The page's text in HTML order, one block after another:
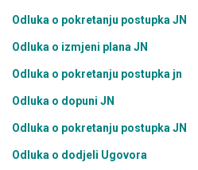
Odluka o pokretanju postupka JN
Odluka o izmjeni plana JN
Odluka o pokretanju postupka jn
Odluka o dopuni JN
Odluka o pokretanju postupka JN
Odluka o dodjeli Ugovora